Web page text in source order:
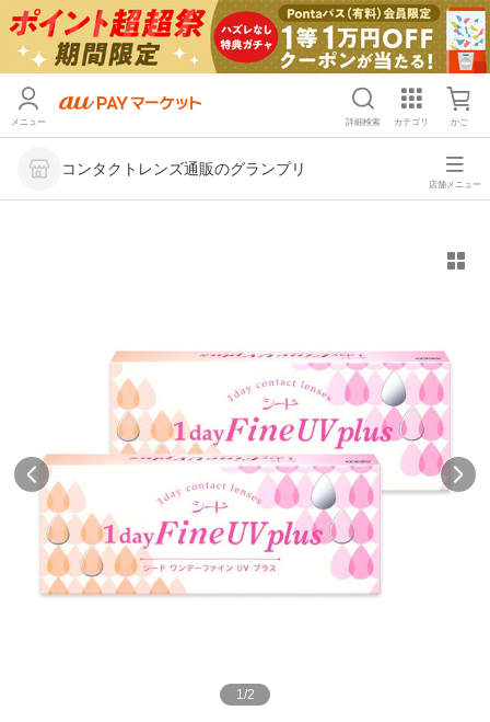
メニュー 詳細検索 カテゴリ かご
コンタクトレンズ通販のグランプリ
店舗メニュー
1/2